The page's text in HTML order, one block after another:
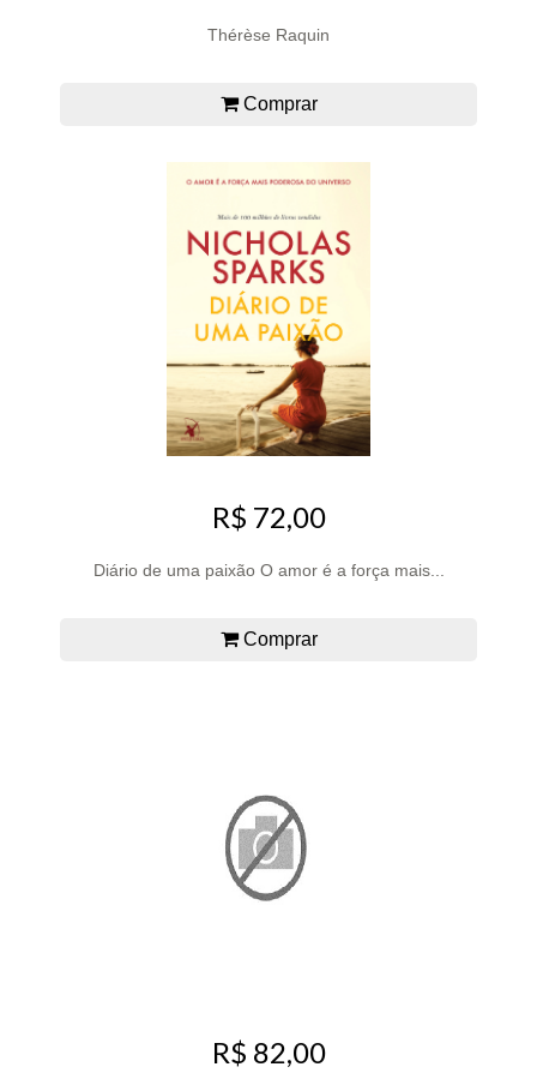
Thérèse Raquin
Comprar
R$ 72,00
Diário de uma paixão O amor é a força mais...
Comprar
R$ 82,00